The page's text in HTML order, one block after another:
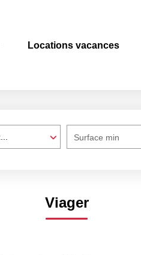
Locations vacances
Surface min
Viager